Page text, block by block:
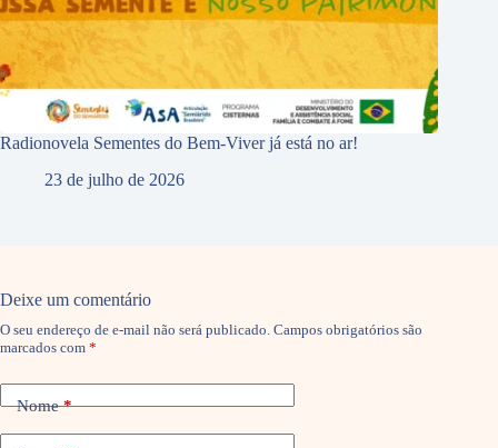
Radionovela Sementes do Bem-Viver já está no ar!
23 de julho de 2026
Deixe um comentário
O seu endereço de e-mail não será publicado. Campos obrigatórios são
marcados com *
Nome*